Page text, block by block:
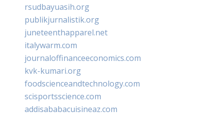
rsudbayuasih.org
publikjurnalistik.org
juneteenthapparel.net
italywarm.com
journaloffinanceeconomics.com
kvk-kumari.org
foodscienceandtechnology.com
scisportsscience.com
addisababacuisineaz.com